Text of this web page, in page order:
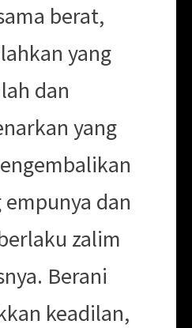
berat,
yang
dan
yang
empunya dan
zalim
Berani
keadilan,